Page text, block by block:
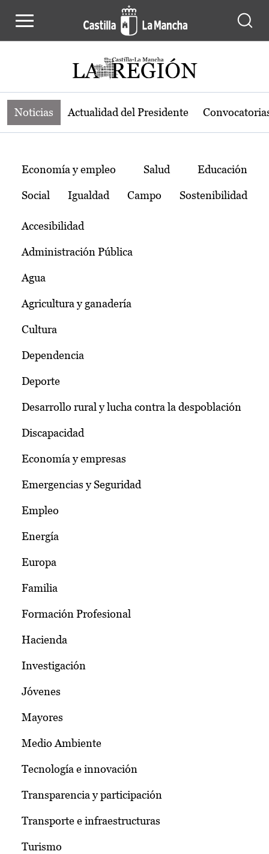
Noticias de la región de Castilla-La
Noticias Actualidad del Presidente
Temas
Economía y empleo Salud Educación
Social Igualdad Campo Sostenibilidad
Accesibilidad
Administración Pública
Agua
Agricultura y ganadería
Cultura
Dependencia
Deporte
Desarrollo rural y lucha contra la despoblación
Discapacidad
Economía y empresas
Emergencias y Seguridad
Empleo
Energía
Europa
Familia
Formación Profesional
Hacienda
Investigación
Jóvenes
Mayores
Medio Ambiente
Tecnología e innovación
Transparencia y participación
Transporte e infraestructuras
Turismo